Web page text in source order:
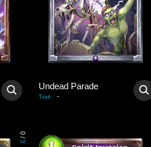
Undead Parade
Trait : -
0
/
3